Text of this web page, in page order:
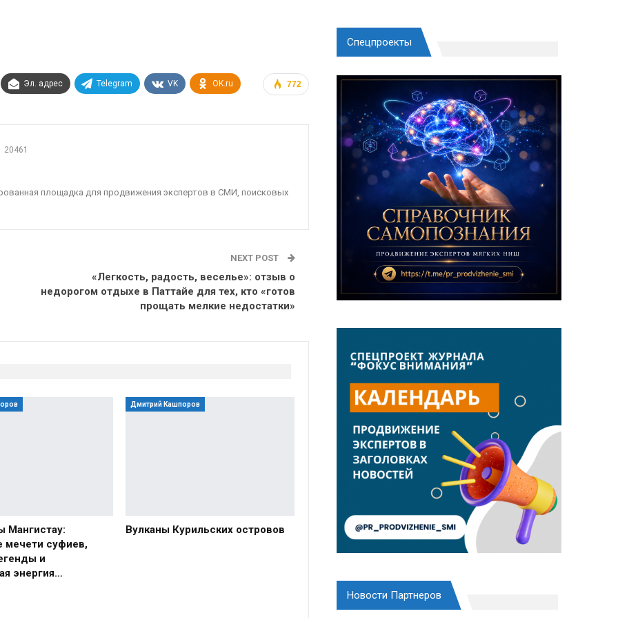
772
Эл. адрес Telegram VK OK.ru
20461
площадка для продвижения экспертов в СМИ, поисковых
NEXT POST
«Легкость, радость, веселье»: отзыв о
недорогом отдыхе в Паттайе для тех, кто «готов
прощать мелкие недостатки»
Мангистау:
мечети суфиев,
и
энергия…
Дмитрий Кашпоров
Вулканы Курильских островов
Спецпроекты
Новости Партнеров